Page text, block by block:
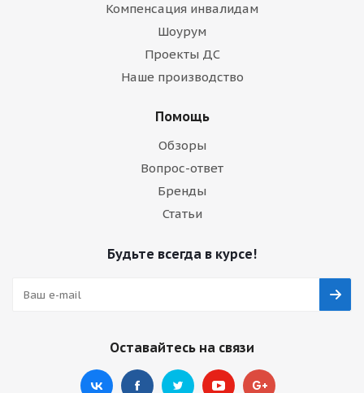
Компенсация инвалидам
Шоурум
Проекты ДС
Наше производство
Помощь
Обзоры
Вопрос-ответ
Бренды
Статьи
Будьте всегда в курсе!
Оставайтесь на связи